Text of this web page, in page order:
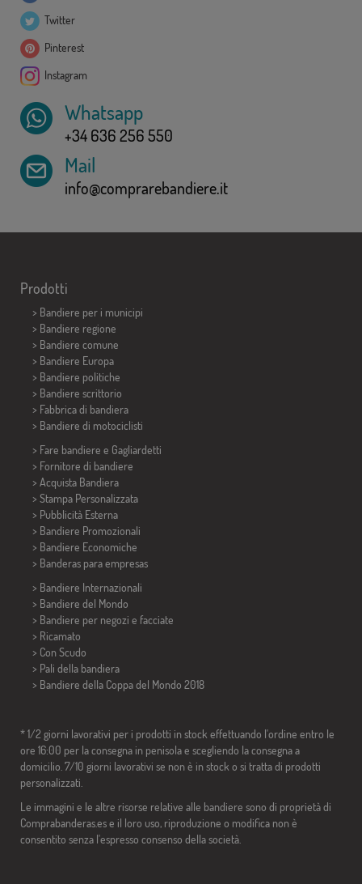
Twitter
Pinterest
Instagram
Whatsapp
+34 636 256 550
Mail
info@comprarebandiere.it
Prodotti
> Bandiere per i municipi
> Bandiere regione
> Bandiere comune
> Bandiere Europa
> Bandiere politiche
> Bandiere scrittorio
> Fabbrica di bandiera
> Bandiere di motociclisti
> Fare bandiere e Gagliardetti
> Fornitore di bandiere
> Acquista Bandiera
> Stampa Personalizzata
> Pubblicità Esterna
> Bandiere Promozionali
> Bandiere Economiche
> Banderas para empresas
> Bandiere Internazionali
> Bandiere del Mondo
> Bandiere per negozi e facciate
> Ricamato
> Con Scudo
> Pali della bandiera
> Bandiere della Coppa del Mondo 2018
* 1/2 giorni lavorativi per i prodotti in stock effettuando l'ordine entro le
ore 16:00 per la consegna in penisola e scegliendo la consegna a
domicilio. 7/10 giorni lavorativi se non è in stock o si tratta di prodotti
personalizzati.
Le immagini e le altre risorse relative alle bandiere sono di proprietà di
Comprabanderas.es e il loro uso, riproduzione o modifica non è
consentito senza l'espresso consenso della società.